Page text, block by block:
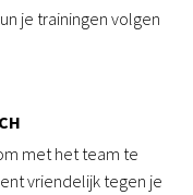
je trainingen volgen
met het team te
vriendelijk tegen je